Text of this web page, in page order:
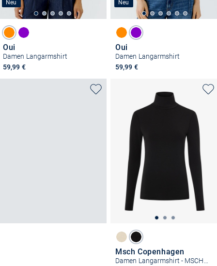
Neu
Oui
Damen Langarmshirt
59,99 €
Neu
Oui
Damen Langarmshirt
59,99 €
Msch Copenhagen